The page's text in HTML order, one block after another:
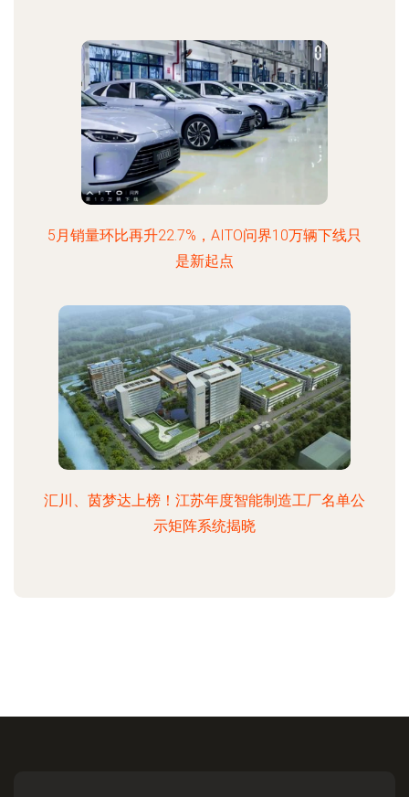
5月销量环比再升22.7%，AITO问界10万辆下线只
是新起点
汇川、茵梦达上榜！江苏年度智能制造工厂名单公
示矩阵系统揭晓